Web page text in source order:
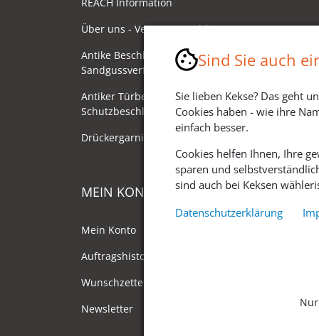
Über uns - Ventano Beschläge
Antike Beschläge - Herstellung im
Sandgussverfahren
Antiker Türbeschlag als
Schutzbeschlag/Sicherheitsbeschlag
Drückergarnituren mit Drehknauf
MEIN KONTO
Mein Konto
Auftragshistorie
Wunschzettel
Newsletter
Sind Sie auch
Sie lieben Kekse? Das geht
Cookies haben - wie ihre
einfach besser.
Cookies helfen Ihnen, Ihre
sparen und
sind auch bei Keksen
Datenschutzerklärung